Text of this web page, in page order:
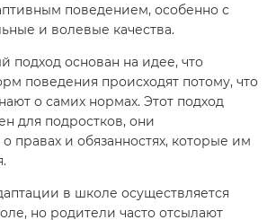
поведением, особенно с
и волевые качества.
подход основан на идее, что
поведения происходят потому, что
о самих нормах. Этот подход
для подростков, они
правах и обязанностях, которые им
в школе осуществляется
но родители часто отсылают